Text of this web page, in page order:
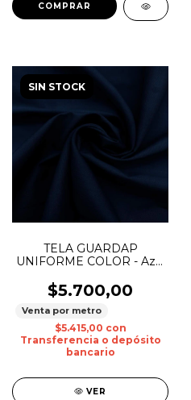
SIN STOCK
TELA GUARDAP
UNIFORME COLOR - Azul
$5.700,00
Venta por metro
$5.415,00 con
Transferencia o depósito
bancario
VER